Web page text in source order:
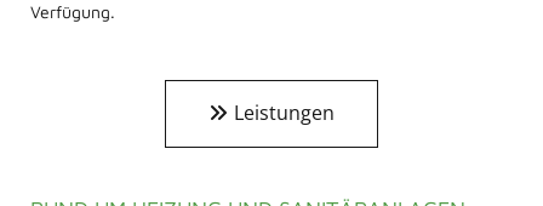
Verfügung.
Leistungen